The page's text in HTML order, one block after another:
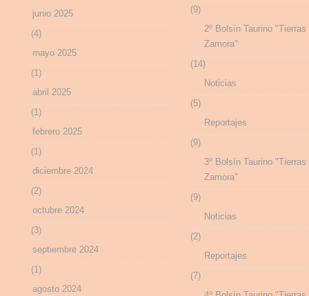
junio 2025
(4)
mayo 2025
(1)
abril 2025
(1)
febrero 2025
(1)
diciembre 2024
(2)
octubre 2024
(3)
septiembre 2024
(1)
agosto 2024
(9)
2º Bolsín Taurino "Tierras
Zamora"
(14)
Noticias
(5)
Reportajes
(9)
3º Bolsín Taurino "Tierras
Zamora"
(9)
Noticias
(2)
Reportajes
(7)